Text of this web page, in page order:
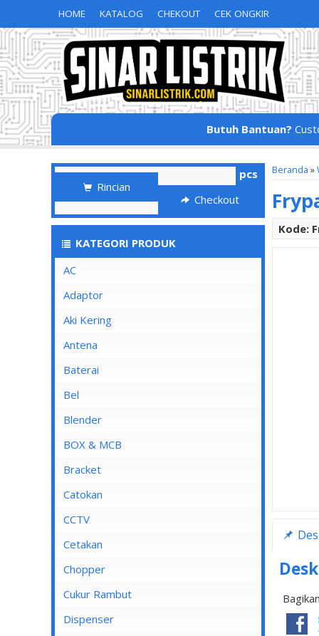
HOME KATALOG CHEKOUT CEK ONGKIR
Butuh Bantuan?
Beranda »
Kode:
pcs
Rincian
Checkout
KATEGORI PRODUK
AC
Adaptor
Aki Kering
Antena
Baterai
Bel
Blender
Blender Advance
Blender Cosmos
Blender Kirin
Blender Maspion
Blender Miyako
BOX & MCB
MCB
MCB 1 Pole
MCB 2 Pole
MCB 3 Pole
MCB 4 Pole
Bracket
Catokan
CCTV
DVR
Cetakan
Chopper
Cukur Rambut
Dispenser